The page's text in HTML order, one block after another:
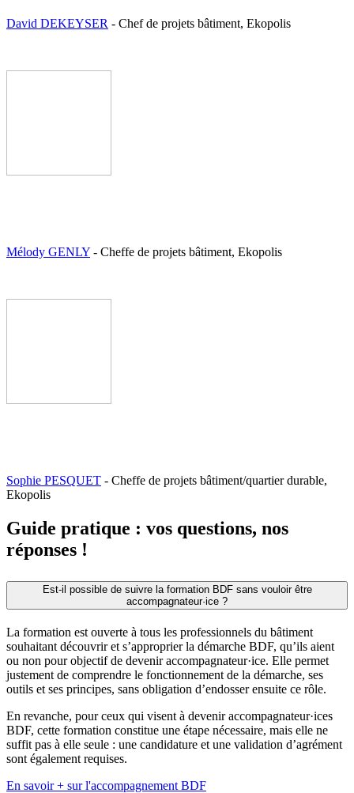
David DEKEYSER - Chef de projets bâtiment, Ekopolis
Mélody GENLY - Cheffe de projets bâtiment, Ekopolis
Sophie PESQUET - Cheffe de projets bâtiment/quartier durable,
Ekopolis
Guide pratique : vos questions, nos
réponses !
Est-il possible de suivre la formation BDF sans vouloir être
accompagnateur·ice ?
La formation est ouverte à tous les professionnels du bâtiment
souhaitant découvrir et s’approprier la démarche BDF, qu’ils aient
ou non pour objectif de devenir accompagnateur·ice. Elle permet
justement de comprendre le fonctionnement de la démarche, ses
outils et ses principes, sans obligation d’endosser ensuite ce rôle.
En revanche, pour ceux qui visent à devenir accompagnateur·ices
BDF, cette formation constitue une étape nécessaire, mais elle ne
suffit pas à elle seule : une candidature et une validation d’agrément
sont également requises.
En savoir + sur l'accompagnement BDF